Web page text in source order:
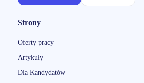
Strony
Oferty pracy
Artykuły
Dla Kandydatów